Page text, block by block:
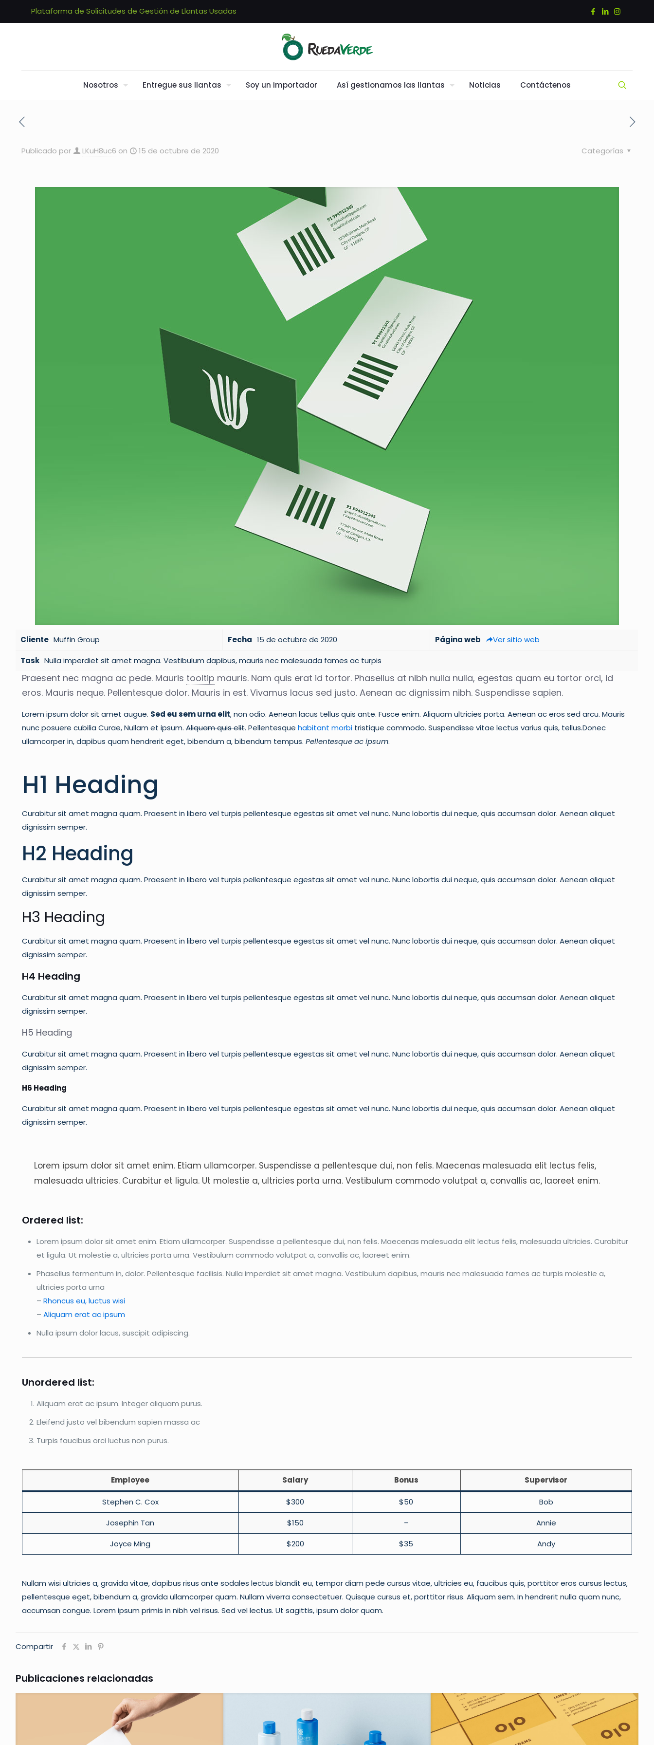
Plataforma de Solicitudes de Gestión de Llantas Usadas
Nosotros Entregue sus llantas Soy un importador Así gestionamos las llantas Noticias Contáctenos
Publicado por LKuH8uc6 on 15 de octubre de 2020 Categorías
Cliente Muffin Group Fecha 15 de octubre de 2020 Página web Ver sitio web
Task Nulla imperdiet sit amet magna. Vestibulum dapibus, mauris nec malesuada fames ac turpis
Praesent nec magna ac pede. Mauris tooltip mauris. Nam quis erat id tortor. Phasellus at nibh nulla nulla, egestas quam eu tortor orci, id
eros. Mauris neque. Pellentesque dolor. Mauris in est. Vivamus lacus sed justo. Aenean ac dignissim nibh. Suspendisse sapien.
Lorem ipsum dolor sit amet augue. Sed eu sem urna elit, non odio. Aenean lacus tellus quis ante. Fusce enim. Aliquam ultricies porta. Aenean ac eros sed arcu. Mauris
nunc posuere cubilia Curae, Nullam et ipsum.Aliquam quis elit. Pellentesque habitant morbitristique commodo. Suspendisse vitae lectus varius quis, tellus.Donec
ullamcorper in, dapibus quam hendrerit eget, bibendum a, bibendum tempus. Pellentesque ac ipsum.
H1 Heading
Curabitur sit amet magna quam. Praesent in libero vel turpis pellentesque egestas sit amet vel nunc. Nunc lobortis dui neque, quis accumsan dolor. Aenean aliquet
dignissim semper.
H2 Heading
Curabitur sit amet magna quam. Praesent in libero vel turpis pellentesque egestas sit amet vel nunc. Nunc lobortis dui neque, quis accumsan dolor. Aenean aliquet
dignissim semper.
H3 Heading
Curabitur sit amet magna quam. Praesent in libero vel turpis pellentesque egestas sit amet vel nunc. Nunc lobortis dui neque, quis accumsan dolor. Aenean aliquet
dignissim semper.
H4 Heading
Curabitur sit amet magna quam. Praesent in libero vel turpis pellentesque egestas sit amet vel nunc. Nunc lobortis dui neque, quis accumsan dolor. Aenean aliquet
dignissim semper.
H5 Heading
Curabitur sit amet magna quam. Praesent in libero vel turpis pellentesque egestas sit amet vel nunc. Nunc lobortis dui neque, quis accumsan dolor. Aenean aliquet
dignissim semper.
H6 Heading
Curabitur sit amet magna quam. Praesent in libero vel turpis pellentesque egestas sit amet vel nunc. Nunc lobortis dui neque, quis accumsan dolor. Aenean aliquet
dignissim semper.
Lorem ipsum dolor sit amet enim. Etiam ullamcorper. Suspendisse a pellentesque dui, non felis. Maecenas malesuada elit lectus felis,
malesuada ultricies. Curabitur et ligula. Ut molestie a, ultricies porta urna. Vestibulum commodo volutpat a, convallis ac, laoreet enim.
Ordered list:
Lorem ipsum dolor sit amet enim. Etiam ullamcorper. Suspendisse a pellentesque dui, non felis. Maecenas malesuada elit lectus felis, malesuada ultricies. Curabitur
et ligula. Ut molestie a, ultricies porta urna. Vestibulum commodo volutpat a, convallis ac, laoreet enim.
Phasellus fermentum in, dolor. Pellentesque facilisis. Nulla imperdiet sit amet magna. Vestibulum dapibus, mauris nec malesuada fames ac turpis molestie a,
ultricies porta urna
– Rhoncus eu, luctus wisi
– Aliquam erat ac ipsum
Nulla ipsum dolor lacus, suscipit adipiscing.
Unordered list:
Aliquam erat ac ipsum. Integer aliquam purus.
Eleifend justo vel bibendum sapien massa ac
Turpis faucibus orci luctus non purus.
Employee Salary Bonus Supervisor
Stephen C. Cox $300 $50 Bob
Josephin Tan $150 – Annie
Joyce Ming $200 $35 Andy
Nullam wisi ultricies a, gravida vitae, dapibus risus ante sodales lectus blandit eu, tempor diam pede cursus vitae, ultricies eu, faucibus quis, porttitor eros cursus lectus,
pellentesque eget, bibendum a, gravida ullamcorper quam. Nullam viverra consectetuer. Quisque cursus et, porttitor risus. Aliquam sem. In hendrerit nulla quam nunc,
accumsan congue. Lorem ipsum primis in nibh vel risus. Sed vel lectus. Ut sagittis, ipsum dolor quam.
Compartir
Publicaciones relacionadas